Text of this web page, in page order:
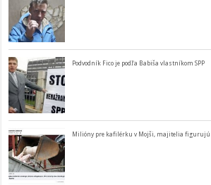
Podvodník Fico je podľa Babiša vlastníkom SPP
Milióny pre kafilérku v Mojši, majitelia figurujú